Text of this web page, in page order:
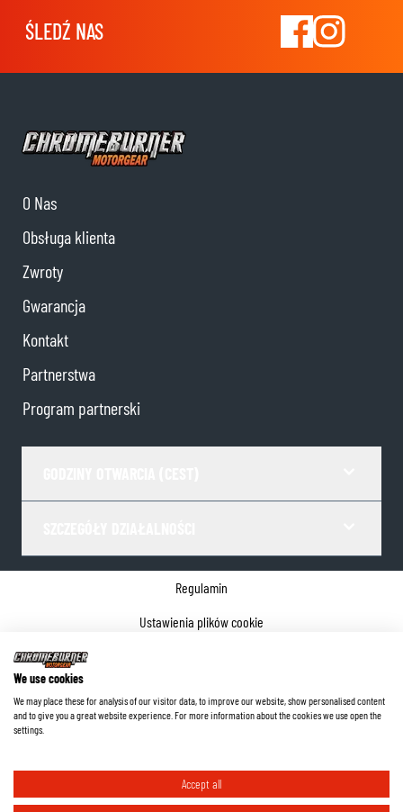
ŚLEDŹ NAS
O Nas
Obsługa klienta
Zwroty
Gwarancja
Kontakt
Partnerstwa
Program partnerski
Regulamin
Ustawienia plików cookie
©2026ChromeBurner - Wszelkie prawa zastrzeżone.
We use cookies
We may place these for analysis of our visitor data, to improve our website, show personalised content
and to give you a great website experience. For more information about the cookies we use open the
settings.
Accept all